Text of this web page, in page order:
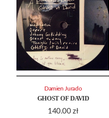
GHOST OF DAVID
140.00 zł
Damien Jurado